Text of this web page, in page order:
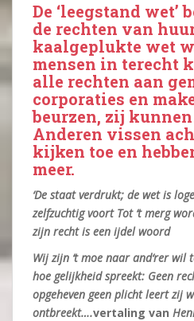
De ‘leegstand
de rechten van
kaalgeplukte wet
mensen in terecht
alle rechten aan
corporaties en
beurzen, zij
Anderen vissen
kijken toe en
meer.
‘De staat verdrukt; de wet is
zelfzuchtig voort Tot ‘t merg
zijn recht is een ijdel woord
Wij zijn ‘t moe naar and‘rer wil
hoe gelijkheid spreekt: Geen
opgeheven geen plicht leert zij
ontbreekt….vertaling van